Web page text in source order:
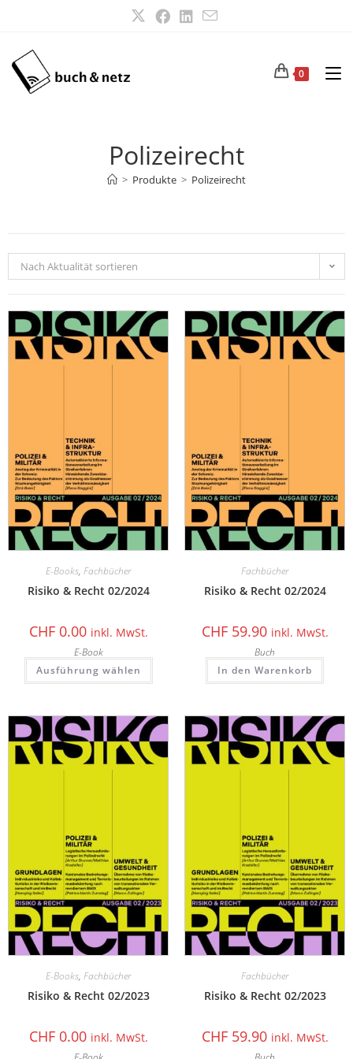
0
Polizeirecht
> Produkte > Polizeirecht
Nach Aktualität sortieren
E-Books, Fachbücher
Risiko & Recht 02/2024
CHF0.00 inkl. MwSt.
E-Book
Ausführung wählen
Fachbücher
Risiko & Recht 02/2024
CHF59.90 inkl. MwSt.
Buch
In den Warenkorb
E-Books, Fachbücher
Risiko & Recht 02/2023
CHF0.00 inkl. MwSt.
Fachbücher
Risiko & Recht 02/2023
CHF59.90 inkl. MwSt.